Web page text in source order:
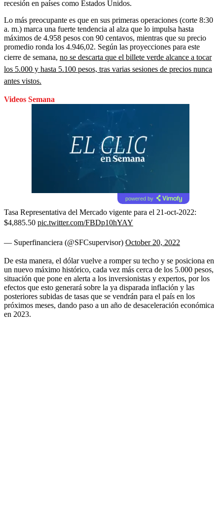
recesión en países como Estados Unidos.
Lo más preocupante es que en sus primeras operaciones (corte 8:30
a. m.) marca una fuerte tendencia al alza que lo impulsa hasta
máximos de 4.958 pesos con 90 centavos, mientras que su precio
promedio ronda los 4.946,02. Según las proyecciones para este
cierre de semana, no se descarta que el billete verde alcance a tocar
los 5.000 y hasta 5.100 pesos, tras varias sesiones de precios nunca
antes vistos.
Videos Semana
powered by
Tasa Representativa del Mercado vigente para el 21-oct-2022:
$4,885.50 pic.twitter.com/FBDp10hYAY
— Superfinanciera (@SFCsupervisor) October 20, 2022
De esta manera, el dólar vuelve a romper su techo y se posiciona en
un nuevo máximo histórico, cada vez más cerca de los 5.000 pesos,
situación que pone en alerta a los inversionistas y expertos, por los
efectos que esto generará sobre la ya disparada inflación y las
posteriores subidas de tasas que se vendrán para el país en los
próximos meses, dando paso a un año de desaceleración económica
en 2023.